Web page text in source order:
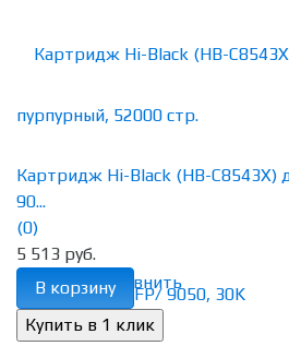
избранное сравнить
Картридж Hi-Black (HB-C8543X)
90...
(0)
5 513 руб.
В корзину